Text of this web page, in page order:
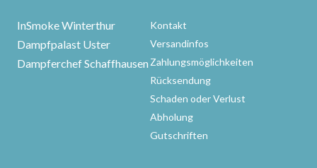
InSmoke Winterthur
Dampfpalast Uster
Dampferchef Schaffhausen
Kontakt
Versandinfos
Zahlungsmöglichkeiten
Rücksendung
Schaden oder Verlust
Abholung
Gutschriften